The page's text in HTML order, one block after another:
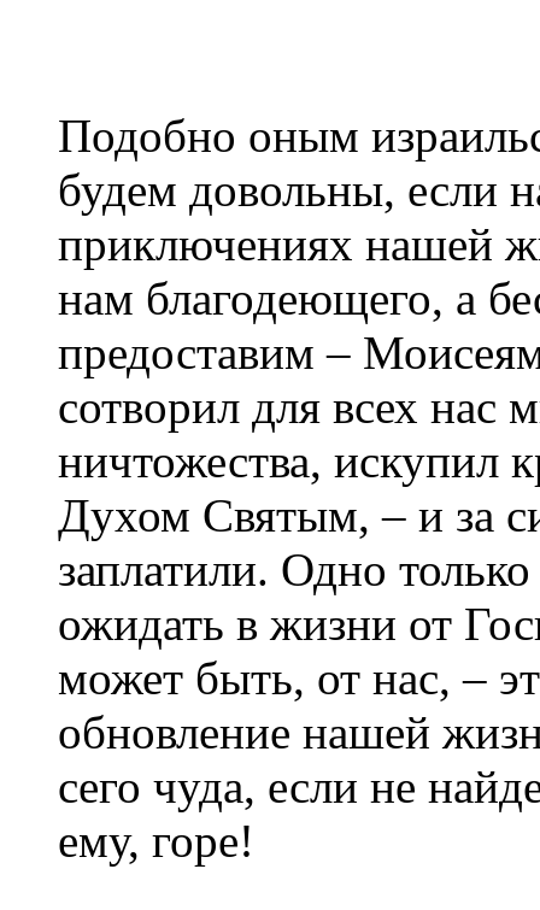
Подобно оным
будем довольны, если
приключениях нашей
нам благодеющего, а
предоставим –
сотворил для всех нас
ничтожества, искупил
Духом Святым, – и за
заплатили. Одно
ожидать в жизни от
может быть, от нас, –
обновление нашей
сего чуда, если не
ему, горе!